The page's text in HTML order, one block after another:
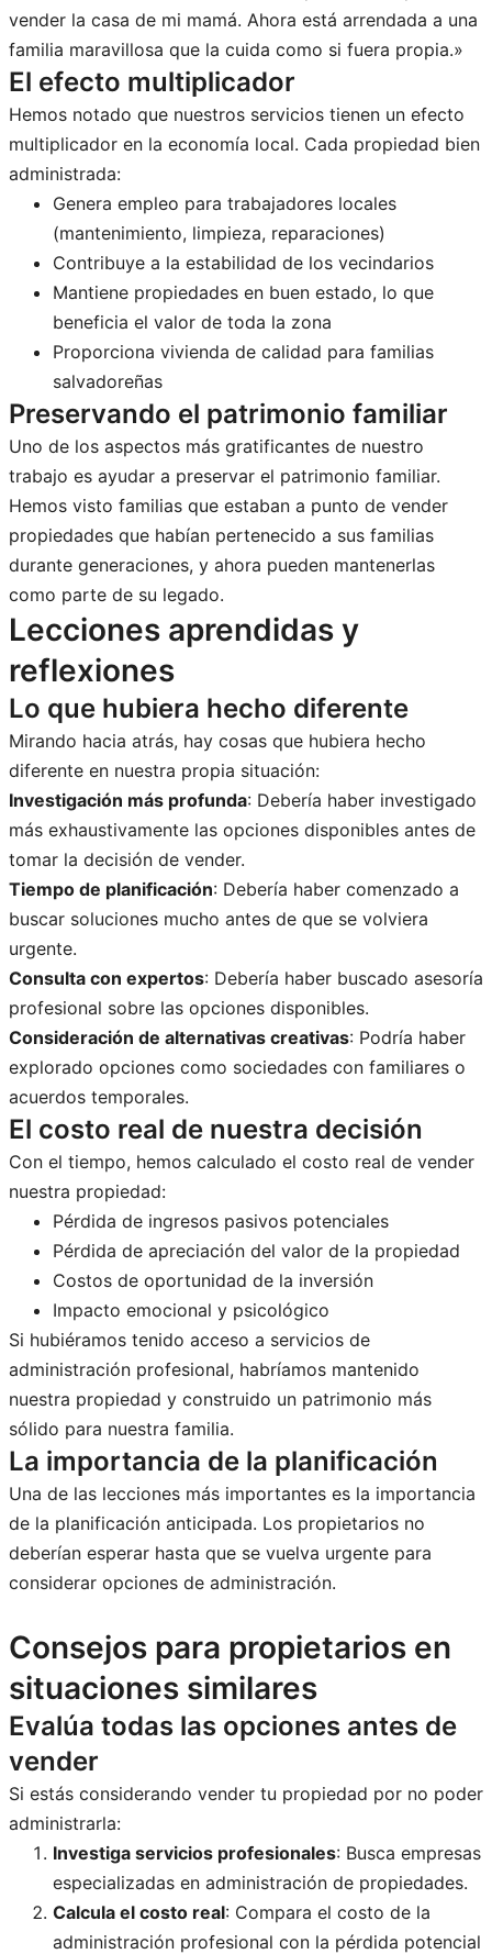
vender la casa de mi mamá. Ahora está arrendada a una
familia maravillosa que la cuida como si fuera propia.»
El efecto multiplicador
Hemos notado que nuestros servicios tienen un efecto
multiplicador en la economía local. Cada propiedad bien
administrada:
Genera empleo para trabajadores locales
(mantenimiento, limpieza, reparaciones)
Contribuye a la estabilidad de los vecindarios
Mantiene propiedades en buen estado, lo que
beneficia el valor de toda la zona
Proporciona vivienda de calidad para familias
salvadoreñas
Preservando el patrimonio familiar
Uno de los aspectos más gratificantes de nuestro
trabajo es ayudar a preservar el patrimonio familiar.
Hemos visto familias que estaban a punto de vender
propiedades que habían pertenecido a sus familias
durante generaciones, y ahora pueden mantenerlas
como parte de su legado.
Lecciones aprendidas y
reflexiones
Lo que hubiera hecho diferente
Mirando hacia atrás, hay cosas que hubiera hecho
diferente en nuestra propia situación:
Investigación más profunda: Debería haber investigado
más exhaustivamente las opciones disponibles antes de
tomar la decisión de vender.
Tiempo de planificación: Debería haber comenzado a
buscar soluciones mucho antes de que se volviera
urgente.
Consulta con expertos: Debería haber buscado asesoría
profesional sobre las opciones disponibles.
Consideración de alternativas creativas: Podría haber
explorado opciones como sociedades con familiares o
acuerdos temporales.
El costo real de nuestra decisión
Con el tiempo, hemos calculado el costo real de vender
nuestra propiedad:
Pérdida de ingresos pasivos potenciales
Pérdida de apreciación del valor de la propiedad
Costos de oportunidad de la inversión
Impacto emocional y psicológico
Si hubiéramos tenido acceso a servicios de
administración profesional, habríamos mantenido
nuestra propiedad y construido un patrimonio más
sólido para nuestra familia.
La importancia de la planificación
Una de las lecciones más importantes es la importancia
de la planificación anticipada. Los propietarios no
deberían esperar hasta que se vuelva urgente para
considerar opciones de administración.
Consejos para propietarios en
situaciones similares
Evalúa todas las opciones antes de
vender
Si estás considerando vender tu propiedad por no poder
administrarla:
Investiga servicios profesionales: Busca empresas
especializadas en administración de propiedades.
Calcula el costo real: Compara el costo de la
administración profesional con la pérdida potencial